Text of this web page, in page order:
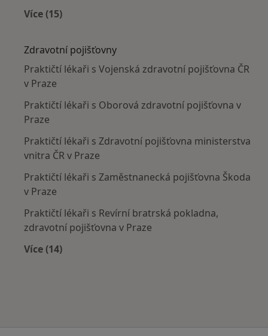
Více (15)
Zdravotní pojišťovny
Praktičtí lékaři s Vojenská zdravotní pojišťovna ČR
v Praze
Praktičtí lékaři s Oborová zdravotní pojišťovna v
Praze
Praktičtí lékaři s Zdravotní pojišťovna ministerstva
vnitra ČR v Praze
Praktičtí lékaři s Zaměstnanecká pojišťovna Škoda
v Praze
Praktičtí lékaři s Revírní bratrská pokladna,
zdravotní pojišťovna v Praze
Více (14)